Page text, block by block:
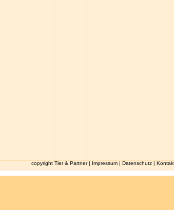
copyright Tier & Partner | Impressum| Datenschutz|